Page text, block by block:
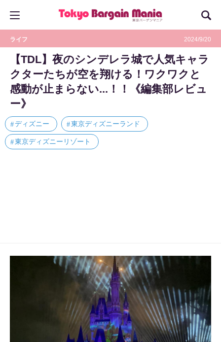
ライフ 2024/9/20
【TDL】夜のシンデレラ城で人気キャラ
クターたちが空を翔ける！ワクワクと
感動が止まらない...！！《編集部レビュ
ー》
ディズニー 東京ディズニーランド
東京ディズニーリゾート